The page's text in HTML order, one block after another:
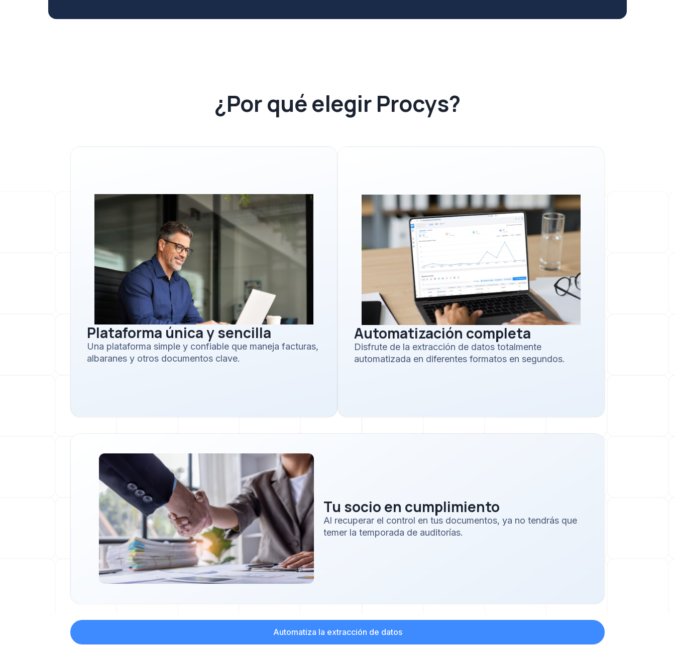
¿Por qué elegir Procys?
Plataforma única y sencilla
Una plataforma simple y confiable que maneja facturas,
albaranes y otros documentos clave.
Automatización completa
Disfrute de la extracción de datos totalmente
automatizada en diferentes formatos en segundos.
Tu socio en cumplimiento
Al recuperar el control en tus documentos, ya no tendrás que
temer la temporada de auditorías.
Automatiza la extracción de datos